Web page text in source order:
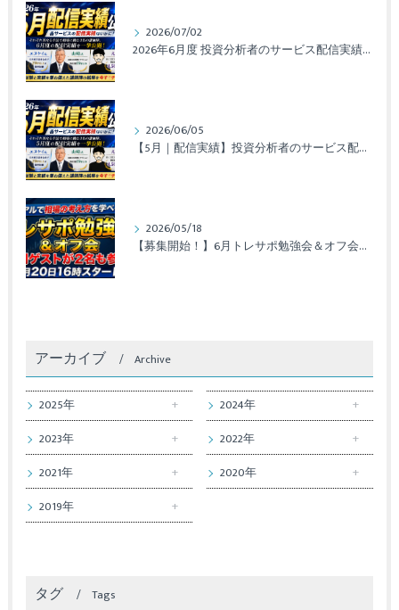
2026/07/02
2026年6月度 投資分析者のサービス配信実績レポート
2026/06/05
【5月｜配信実績】投資分析者のサービス配信実績レポート公開！
2026/05/18
【募集開始！】6月トレサポ勉強会＆オフ会開催のお知らせ
アーカイブ Archive
2025年
2024年
2023年
2022年
2021年
2020年
2019年
タグ Tags